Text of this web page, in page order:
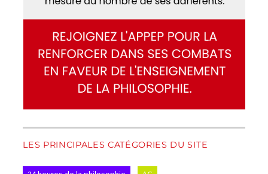
LES PRINCIPALES CATÉGORIES DU SITE